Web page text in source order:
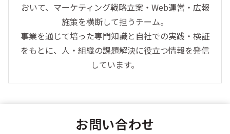
おいて、マーケティング戦略立案・Web運営・広報
施策を横断して担うチーム。
事業を通じて培った専門知識と自社での実践・検証
をもとに、人・組織の課題解決に役立つ情報を発信
しています。
お問い合わせ